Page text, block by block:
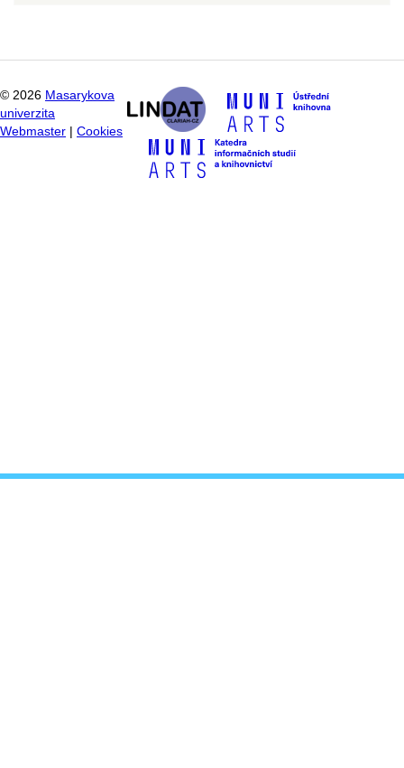
© 2026 Masarykova
univerzita
Webmaster
Cookies